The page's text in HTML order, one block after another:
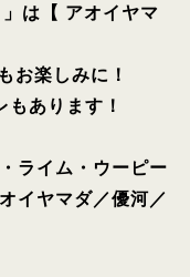
は【 アオイヤマ
お楽しみに！
あります！
ライム・ウーピー
イヤマダ／優河／